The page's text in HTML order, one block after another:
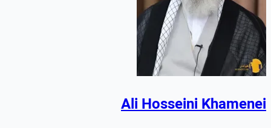
Ali Hosseini Khamenei